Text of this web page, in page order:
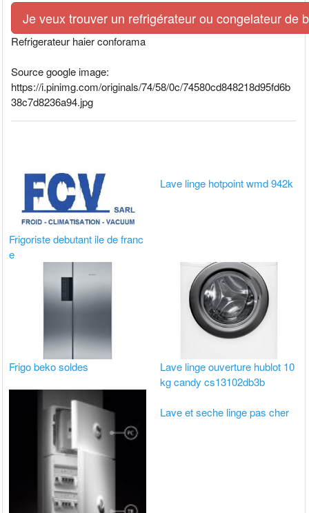
Je veux trouver un refrigérateur ou congelateur de
Refrigerateur haier conforama
Source google image:
https://i.pinimg.com/originals/74/58/0c/74580cd848218d95fd6b
38c7d8236a94.jpg
Frigoriste debutant ile de franc
e
Lave linge hotpoint wmd 942k
Frigo beko soldes
Lave linge ouverture hublot 10
kg candy cs13102db3b
Lave et seche linge pas cher